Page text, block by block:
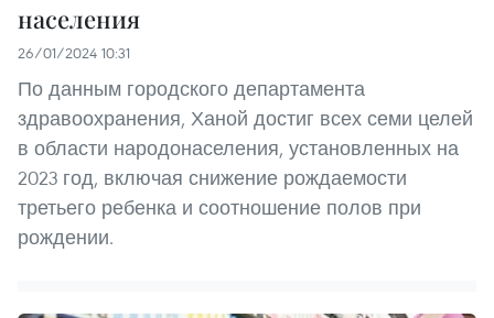
населения
26/01/2024 10:31
По данным городского департамента
здравоохранения, Ханой достиг всех семи целей
в области народонаселения, установленных на
2023 год, включая снижение рождаемости
третьего ребенка и соотношение полов при
рождении.